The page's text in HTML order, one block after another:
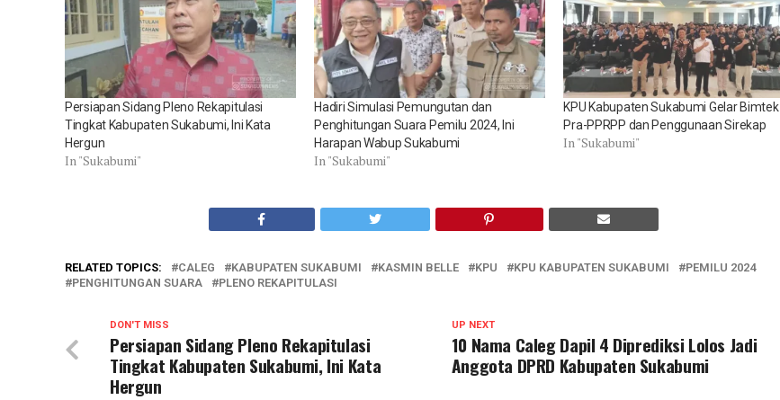
Persiapan Sidang Pleno Rekapitulasi
Tingkat Kabupaten Sukabumi, Ini Kata
Hergun
In "Sukabumi"
Hadiri Simulasi Pemungutan dan
Penghitungan Suara Pemilu 2024, Ini
Harapan Wabup Sukabumi
In "Sukabumi"
KPU Kabupaten Sukabumi Gelar Bimtek
Pra-PPRPP dan Penggunaan Sirekap
In "Sukabumi"
RELATED TOPICS: CALEG KABUPATEN SUKABUMI KASMIN BELLE KPU KPU KABUPATEN SUKABUMI
PEMILU 2024
PENGHITUNGAN SUARA
PLENO REKAPITULASI
UP NEXT
10 Nama Caleg Dapil 4 Diprediksi Lolos Jadi
Anggota DPRD Kabupaten Sukabumi
DON'T MISS
Persiapan Sidang Pleno Rekapitulasi
Tingkat Kabupaten Sukabumi, Ini Kata
Hergun